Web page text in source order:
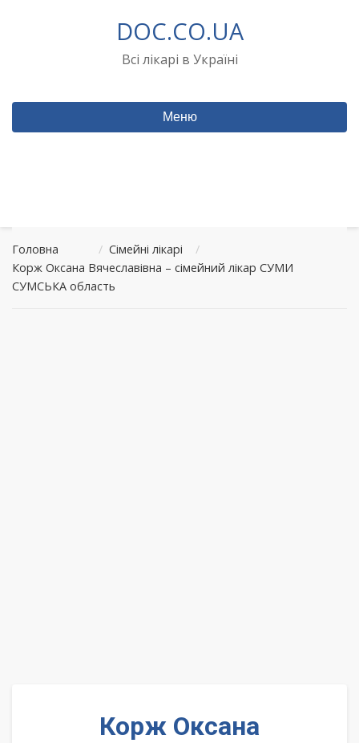
DOC.CO.UA
Всі лікарі в Україні
Меню
Головна / Сімейні лікарі
/
Корж Оксана Вячеславівна – сімейний лікар СУМИ
СУМСЬКА область
Корж Оксана